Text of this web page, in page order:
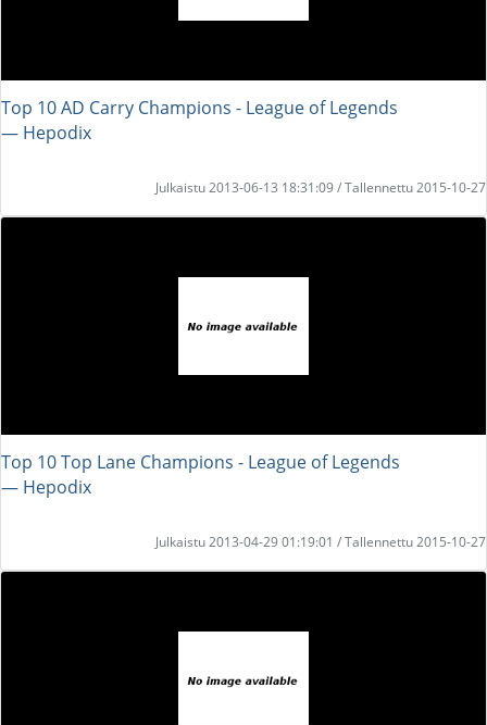
Top 10 AD Carry Champions - League of Legends
― Hepodix
Julkaistu 2013-06-13 18:31:09 / Tallennettu 2015-10-27
Top 10 Top Lane Champions - League of Legends
― Hepodix
Julkaistu 2013-04-29 01:19:01 / Tallennettu 2015-10-27